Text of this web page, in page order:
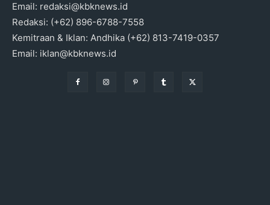
Email: redaksi@kbknews.id
Redaksi: (+62) 896-6788-7558
Kemitraan & Iklan: Andhika (+62) 813-7419-0357
Email: iklan@kbknews.id